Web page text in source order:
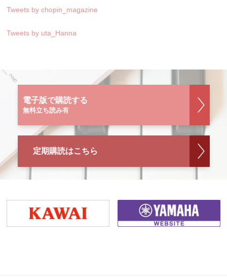
Tweets by chopin_magazine
Tweets by uta_Hanna
電子版で購読する
無料立ち読み有
定期購読はこちら